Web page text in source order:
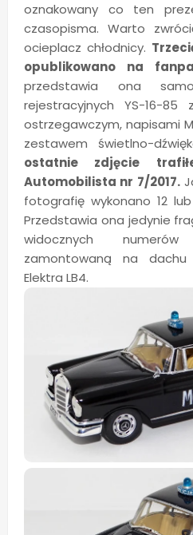
oznakowany co ten
czasopisma. Warto
ocieplacz chłodnicy.
opublikowano na
przedstawia ona
rejestracyjnych YS-16-
ostrzegawczym, napisami
zestawem świetlno-
ostatnie zdjęcie
Automobilista nr 7/2017.
fotografię wykonano 12
Przedstawia ona jedynie
widocznych
zamontowaną na
Elektra LB4.